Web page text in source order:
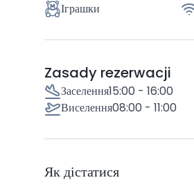
Іграшки
Zasady rezerwacji
Заселення15:00 - 16:00
Виселення08:00 - 11:00
Як дістатися